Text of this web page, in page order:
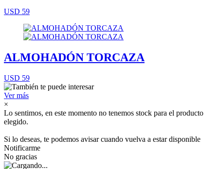
USD 59
ALMOHADÓN TORCAZA
USD 59
Ver más
×
Lo sentimos, en este momento no tenemos stock para el producto
elegido.
Si lo deseas, te podemos avisar cuando vuelva a estar disponible
Notificarme
No gracias